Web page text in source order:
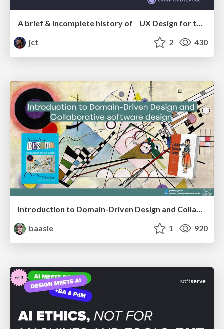
A brief & incomplete history of UX Design for the World Wide Web: 1989–2019
jct
2 430
Introduction to Domain-Driven Design and Collaborative software design
baasie
1 920